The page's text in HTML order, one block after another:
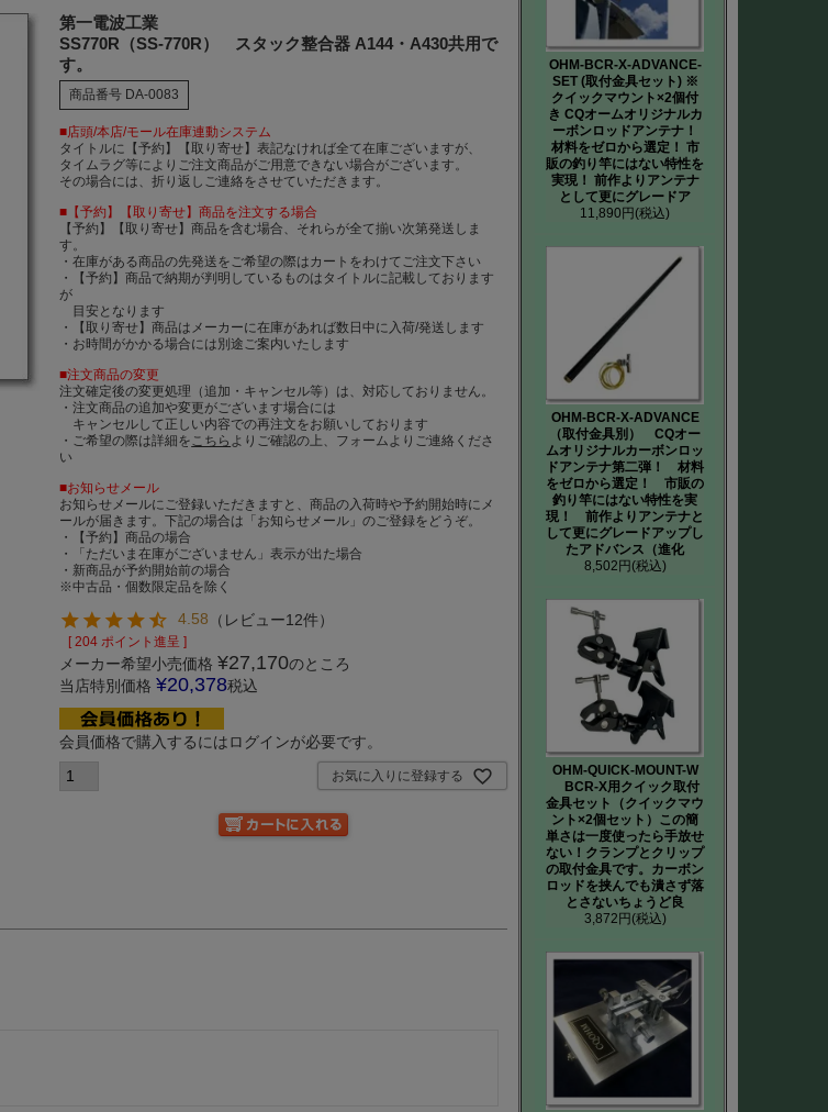
第一電波工業
SS770R（SS-770R） スタック整合器 A144・A430共用で
す。
商品番号 DA-0083
■店頭/本店/モール在庫連動システム
タイトルに【予約】【取り寄せ】表記なければ全て在庫ございますが、
タイムラグ等によりご注文商品がご用意できない場合がございます。
その場合には、折り返しご連絡をさせていただきます。
■【予約】【取り寄せ】商品を注文する場合
【予約】【取り寄せ】商品を含む場合、それらが全て揃い次第発送しま
す。
・在庫がある商品の先発送をご希望の際はカートをわけてご注文下さい
・【予約】商品で納期が判明しているものはタイトルに記載しております
が
目安となります
・【取り寄せ】商品はメーカーに在庫があれば数日中に入荷/発送します
・お時間がかかる場合には別途ご案内いたします
■注文商品の変更
注文確定後の変更処理（追加・キャンセル等）は、対応しておりません。
・注文商品の追加や変更がございます場合には
キャンセルして正しい内容での再注文をお願いしております
・ご希望の際は詳細を こちら よりご確認の上、フォームよりご連絡くださ
い
■お知らせメール
お知らせメールにご登録いただきますと、商品の入荷時や予約開始時にメ
ールが届きます。下記の場合は「お知らせメール」のご登録をどうぞ。
・【予約】商品の場合
・「ただいま在庫がございません」表示が出た場合
・新商品が予約開始前の場合
※中古品・個数限定品を除く
4.58 （ レビュー12件）
[ 204 ポイント進呈 ]
メーカー希望小売価格 ¥27,170のところ
当店特別価格 ¥20,378税込
会員価格で購入するにはログインが必要です。
お気に入りに登録する
OHM-BCR-X-ADVANCE-
SET (取付金具セット) ※
クイックマウント×2個付
き CQオームオリジナルカ
ーボンロッドアンテナ！
材料をゼロから選定！ 市
販の釣り竿にはない特性を
実現！ 前作よりアンテナ
として更にグレードア
11,890円(税込)
OHM-BCR-X-ADVANCE
（取付金具別） CQオー
ムオリジナルカーボンロッ
ドアンテナ第二弾！ 材料
をゼロから選定！ 市販の
釣り竿にはない特性を実
現！ 前作よりアンテナと
して更にグレードアップし
たアドバンス（進化
8,502円(税込)
OHM-QUICK-MOUNT-W
BCR-X用クイック取付
金具セット（クイックマウ
ント×2個セット）この簡
単さは一度使ったら手放せ
ない！クランプとクリップ
の取付金具です。カーボン
ロッドを挟んでも潰さず落
とさないちょうど良
3,872円(税込)